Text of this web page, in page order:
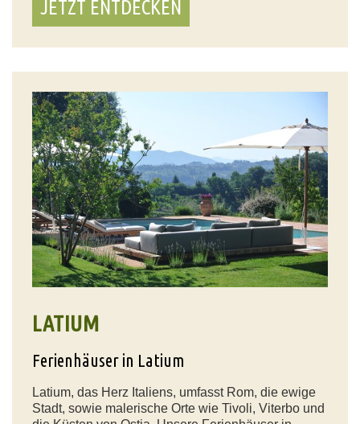
JETZT ENTDECKEN
LATIUM
Ferienhäuser in Latium
Latium, das Herz Italiens, umfasst Rom, die ewige
Stadt, sowie malerische Orte wie Tivoli, Viterbo und